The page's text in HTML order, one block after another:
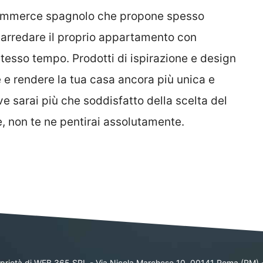
spagnolo che propone spesso
il proprio appartamento con
tempo. Prodotti di ispirazione e design
rendere la tua casa ancora più unica e
sarai più che soddisfatto della scelta del
non te ne pentirai assolutamente.